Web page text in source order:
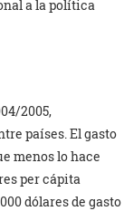
a la política
2005,
países. El gasto
menos lo hace
per cápita
dólares de gasto